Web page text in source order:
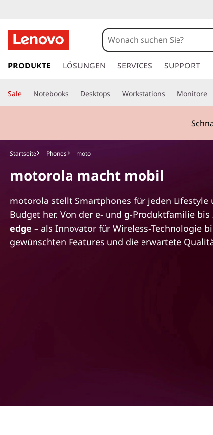
e
b
n
l
u
a
u
i
n
a
s
p
r
n
PRODUKTE LÖSUNGEN SERVICES SUPPORT
Sale Notebooks Desktops Workstations Monitore
Startseite Phones moto
motorola macht mobil
motorola stellt Smartphones für jeden Lifestyle
Budget her. Von der e- und g-Produktfamilie bis
edge – als Innovator für Wireless-Technologie
gewünschten Features und die erwartete